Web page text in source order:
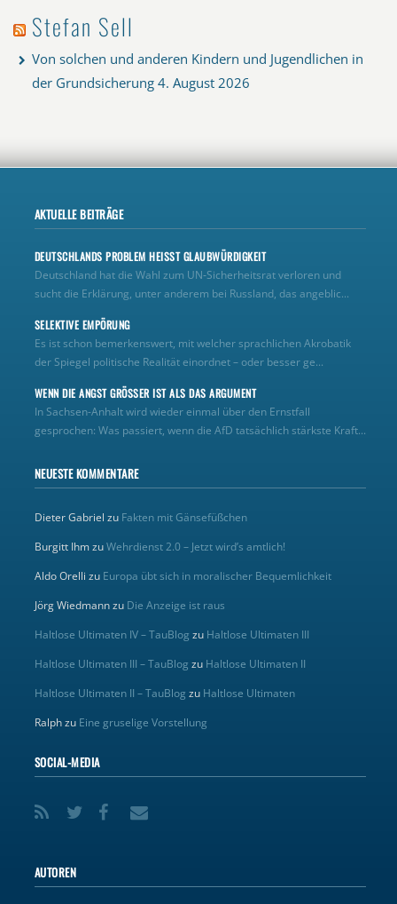
Stefan Sell
Von solchen und anderen Kindern und Jugendlichen in
der Grundsicherung 4. August 2026
AKTUELLE BEITRÄGE
DEUTSCHLANDS PROBLEM HEISST GLAUBWÜRDIGKEIT
Deutschland hat die Wahl zum UN‑Sicherheitsrat verloren und
sucht die Erklärung, unter anderem bei Russland, das angeblic...
SELEKTIVE EMPÖRUNG
Es ist schon bemerkenswert, mit welcher sprachlichen Akrobatik
der Spiegel politische Realität einordnet – oder besser ge...
WENN DIE ANGST GRÖSSER IST ALS DAS ARGUMENT
In Sachsen-Anhalt wird wieder einmal über den Ernstfall
gesprochen: Was passiert, wenn die AfD tatsächlich stärkste Kraft...
NEUESTE KOMMENTARE
Dieter Gabriel zu Fakten mit Gänsefüßchen
Burgitt IhmzuWehrdienst 2.0 – Jetzt wird’s amtlich!
Aldo Orelli zu Europa übt sich in moralischer Bequemlichkeit
Jörg Wiedmannzu Die Anzeige ist raus
Haltlose Ultimaten IV – TauBlog zu Haltlose Ultimaten III
Haltlose Ultimaten III – TauBlog zu Haltlose Ultimaten II
Haltlose Ultimaten II – TauBlog zu Haltlose Ultimaten
Ralphzu Eine gruselige Vorstellung
SOCIAL-MEDIA
AUTOREN